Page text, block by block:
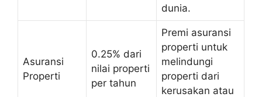
dunia.
Asuransi
Properti
0.25% dari
nilai properti
per tahun
Premi asuransi
properti untuk
melindungi
properti dari
kerusakan atau